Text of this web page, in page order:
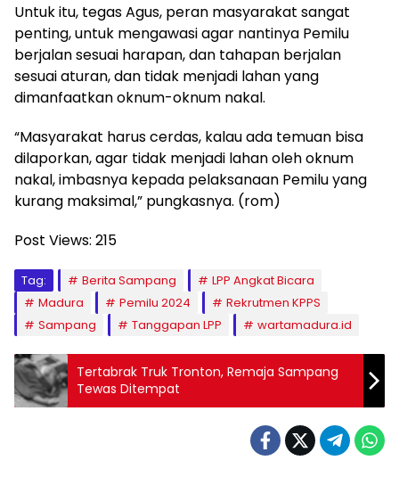
Untuk itu, tegas Agus, peran masyarakat sangat
penting, untuk mengawasi agar nantinya Pemilu
berjalan sesuai harapan, dan tahapan berjalan
sesuai aturan, dan tidak menjadi lahan yang
dimanfaatkan oknum-oknum nakal.
“Masyarakat harus cerdas, kalau ada temuan bisa
dilaporkan, agar tidak menjadi lahan oleh oknum
nakal, imbasnya kepada pelaksanaan Pemilu yang
kurang maksimal,” pungkasnya. (rom)
Post Views: 215
Tag: Berita Sampang
LPP Angkat Bicara
Madura
Pemilu 2024
Rekrutmen KPPS
Sampang
Tanggapan LPP wartamadura.id
Tertabrak Truk Tronton, Remaja Sampang
Tewas Ditempat